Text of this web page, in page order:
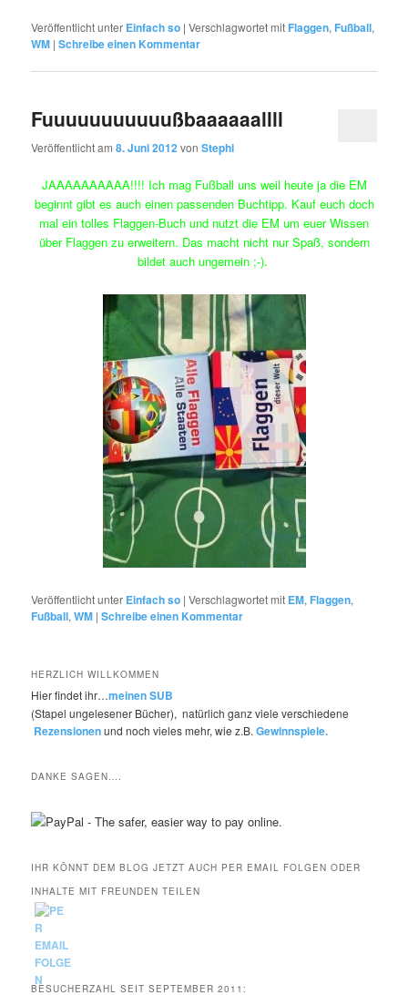
Veröffentlicht unter Einfach so |Verschlagwortet mit Flaggen, Fußball,
WM |Schreibe einen Kommentar
Fuuuuuuuuuuußbaaaaaallll
Veröffentlicht am8. Juni 2012vonStephi
JAAAAAAAAAA!!!! Ich mag Fußball uns weil heute ja die EM
beginnt gibt es auch einen passenden Buchtipp. Kauf euch doch
mal ein tolles Flaggen-Buch und nutzt die EM um euer Wissen
über Flaggen zu erweitern. Das macht nicht nur Spaß, sondern
bildet auch ungemein ;-).
Veröffentlicht unter Einfach so |Verschlagwortet mit EM, Flaggen,
Fußball,WM |Schreibe einen Kommentar
HERZLICH WILLKOMMEN
Hier findet ihr…meinen SUB
(Stapel ungelesener Bücher), natürlich ganz viele verschiedene
Rezensionenund noch vieles mehr, wie z.B.Gewinnspiele.
DANKE SAGEN….
IHR KÖNNT DEM BLOG JETZT AUCH PER EMAIL FOLGEN ODER
INHALTE MIT FREUNDEN TEILEN
BESUCHERZAHL SEIT SEPTEMBER 2011: